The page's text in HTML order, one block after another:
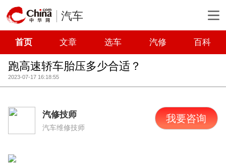
汽车
首页 文章 选车 汽修 百科
跑高速轿车胎压多少合适？
2023-07-17 16:18:55
汽修技师
汽车维修技师
我要咨询